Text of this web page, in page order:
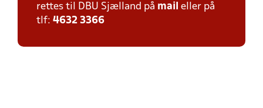
rettes til DBU Sjælland på mail eller på
tlf: 4632 3366